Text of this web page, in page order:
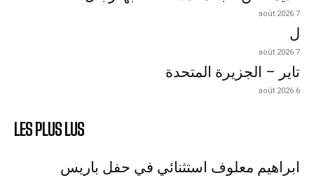
7 août 2026
ل
7 août 2026
تاير – الجزيرة المتحدة
6 août 2026
LES PLUS LUS
ابراهيم معلوف استثنائي في حفل باريس